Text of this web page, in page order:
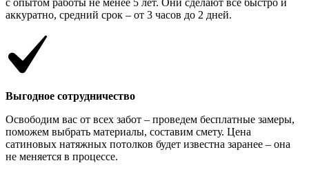
с опытом работы не менее 5 лет. Они сделают все быстро и
аккуратно, средний срок – от 3 часов до 2 дней.
Выгодное сотрудничество
Освободим вас от всех забот – проведем бесплатные замеры,
поможем выбрать материалы, составим смету. Цена
сатиновых натяжных потолков будет известна заранее – она
не меняется в процессе.